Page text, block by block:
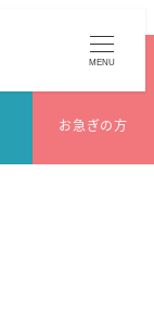
MENU
お急ぎの方